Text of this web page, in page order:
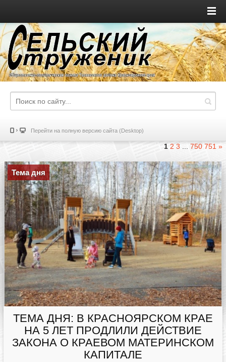
Перейти на полную версию сайта (Desktop)
1 2 3 ... 750 751 »
Тема дня
ТЕМА ДНЯ: В КРАСНОЯРСКОМ КРАЕ
НА 5 ЛЕТ ПРОДЛИЛИ ДЕЙСТВИЕ
ЗАКОНА О КРАЕВОМ МАТЕРИНСКОМ
КАПИТАЛЕ